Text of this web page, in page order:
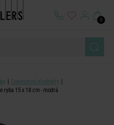
0
Dekorativní předměty
ryba 15 x 18 cm - modrá